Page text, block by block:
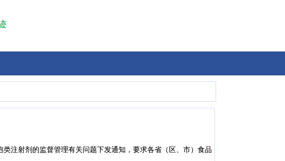
注射剂的监督管理有关问题下发通知，要求各省（区、市）食品